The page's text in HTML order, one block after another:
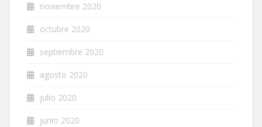
noviembre 2020
octubre 2020
septiembre 2020
agosto 2020
julio 2020
junio 2020